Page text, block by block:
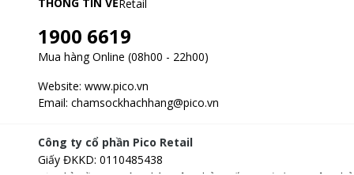
1900 6619
Mua hàng Online (08h00 - 22h00)
Website: www.pico.vn
Email: chamsockhachhang@pico.vn
Công ty cổ phần Pico Retail
Giấy ĐKKD: 0110485438